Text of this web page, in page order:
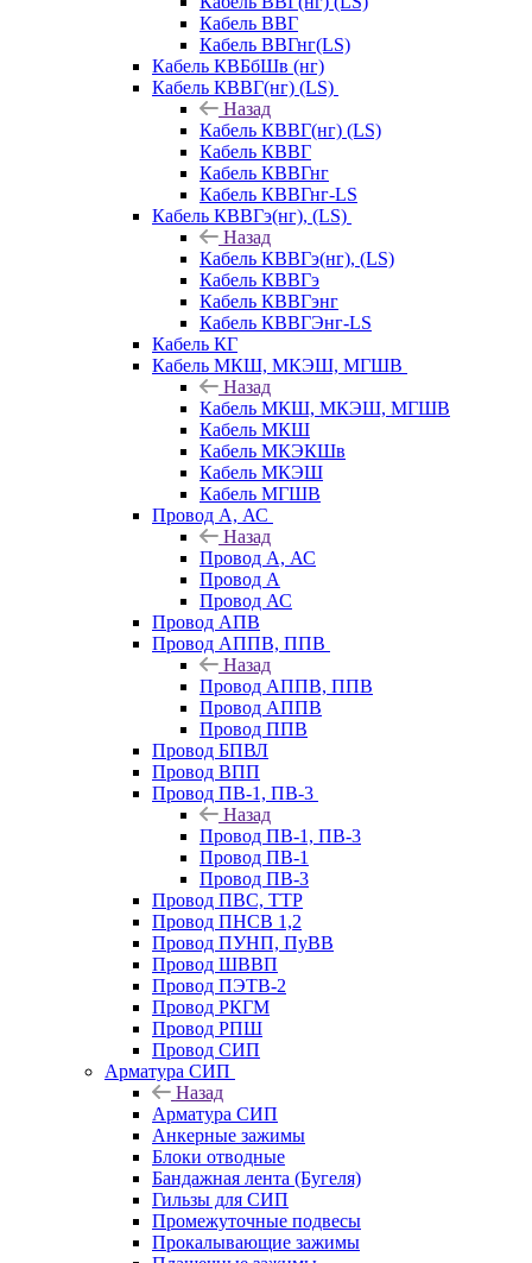
Кабель ВВГ
Кабель ВВГнг(LS)
Кабель КВБбШв (нг)
Кабель КВВГ(нг) (LS)
Назад
Кабель КВВГ(нг) (LS)
Кабель КВВГ
Кабель КВВГнг
Кабель КВВГнг-LS
Кабель КВВГэ(нг), (LS)
Назад
Кабель КВВГэ(нг), (LS)
Кабель КВВГэ
Кабель КВВГэнг
Кабель КВВГЭнг-LS
Кабель КГ
Кабель МКШ, МКЭШ, МГШВ
Назад
Кабель МКШ, МКЭШ, МГШВ
Кабель МКШ
Кабель МКЭКШв
Кабель МКЭШ
Кабель МГШВ
Провод А, АС
Назад
Провод А, АС
Провод А
Провод АС
Провод АПВ
Провод АППВ, ППВ
Назад
Провод АППВ, ППВ
Провод АППВ
Провод ППВ
Провод БПВЛ
Провод ВПП
Провод ПВ-1, ПВ-3
Назад
Провод ПВ-1, ПВ-3
Провод ПВ-1
Провод ПВ-3
Провод ПВС, ТТР
Провод ПНСВ 1,2
Провод ПУНП, ПуВВ
Провод ШВВП
Провод ПЭТВ-2
Провод РКГМ
Провод РПШ
Провод СИП
Арматура СИП
Назад
Арматура СИП
Анкерные зажимы
Блоки отводные
Бандажная лента (Бугеля)
Гильзы для СИП
Промежуточные подвесы
Прокалывающие зажимы